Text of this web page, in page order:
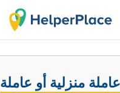
منزلية أو عاملة